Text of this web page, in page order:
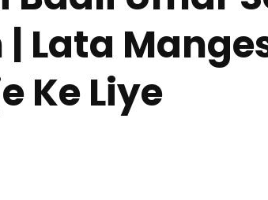
| Lata
Ke Liye